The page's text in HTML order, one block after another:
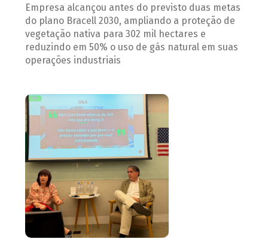
Empresa alcançou antes do previsto duas metas
do plano Bracell 2030, ampliando a proteção de
vegetação nativa para 302 mil hectares e
reduzindo em 50% o uso de gás natural em suas
operações industriais